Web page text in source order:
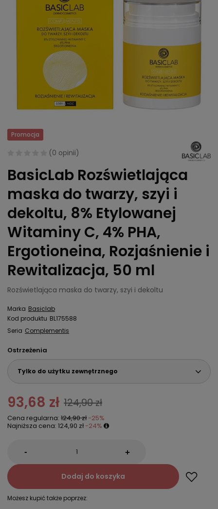
Promocja
(0 opinii)
BasicLab Rozświetlająca
maska do twarzy, szyi i
dekoltu, 8% Etylowanej
Witaminy C, 4% PHA,
Ergotioneina, Rozjaśnienie i
Rewitalizacja, 50 ml
Rozświetlająca maska do twarzy, szyi i dekoltu
Marka Basiclab
Kod produktu BL175588
Seria Complementis
Ostrzeżenia
Tylko do użytku zewnętrznego
93,68 zł 124,90 zł
Cena regularna: 124,90 zł -25%
Najniższa cena: 124,90 zł -24%
- +
Dodaj do koszyka
Możesz kupić także poprzez: